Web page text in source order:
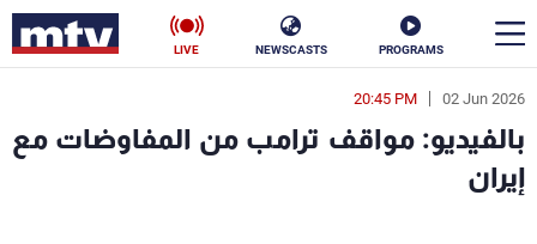
PROGRAMS
NEWSCASTS
LIVE
02 Jun 2026
20:45 PM
بالفيديو: مواقف ترامب من المفاوضات مع
إيران
en
الأخبار